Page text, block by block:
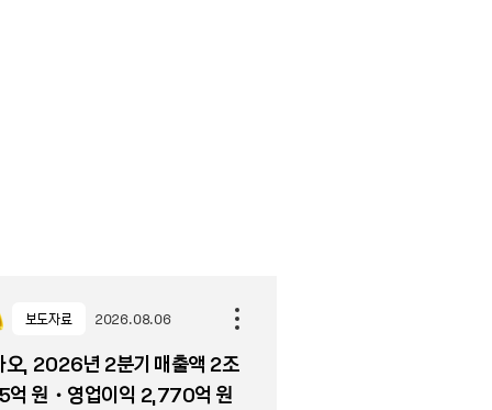
보도자료 2026.08.06
오, 2026년 2분기 매출액 2조
원・영업이익 2,770억 원